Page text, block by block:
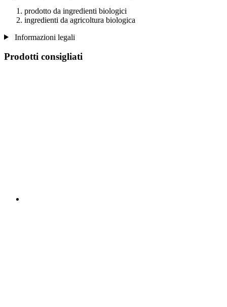
prodotto da ingredienti biologici
ingredienti da agricoltura biologica
Informazioni legali
Prodotti consigliati